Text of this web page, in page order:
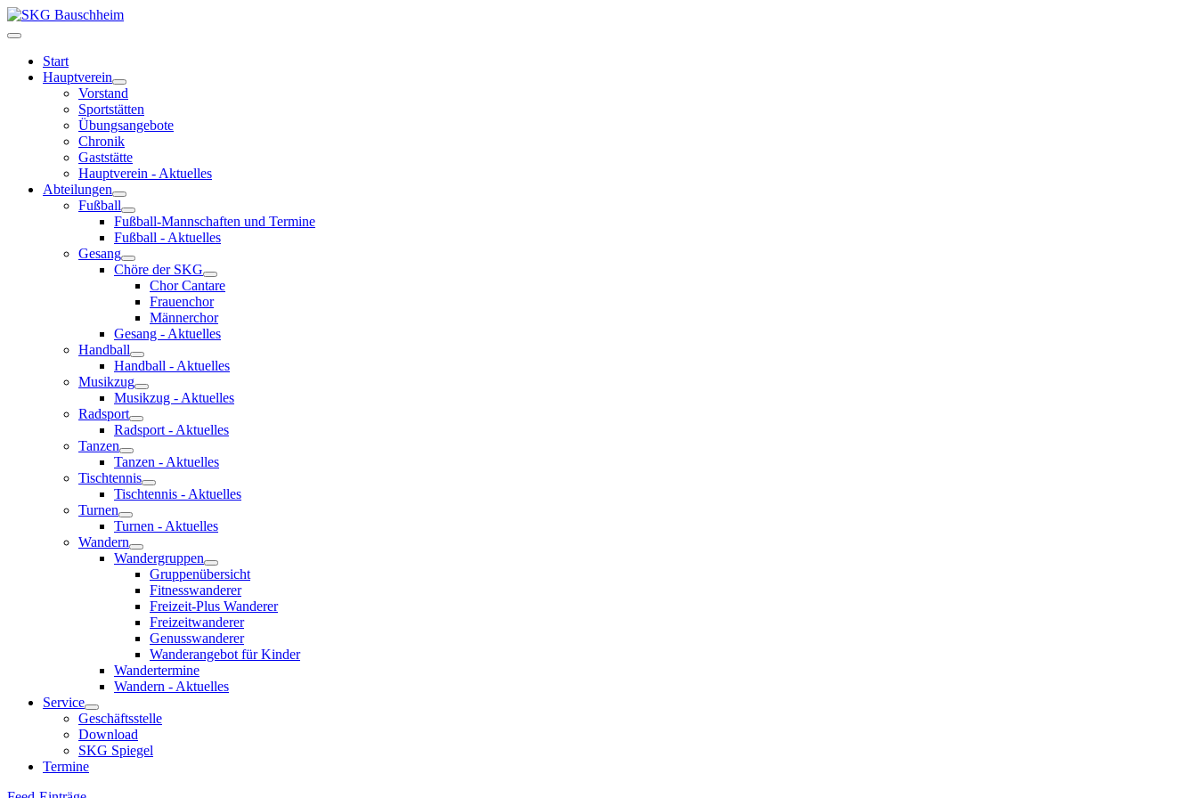
Start
Hauptverein
Vorstand
Sportstätten
Übungsangebote
Chronik
Gaststätte
Hauptverein - Aktuelles
Abteilungen
Fußball
Fußball-Mannschaften und Termine
Fußball - Aktuelles
Gesang
Chöre der SKG
Chor Cantare
Frauenchor
Männerchor
Gesang - Aktuelles
Handball
Handball - Aktuelles
Musikzug
Musikzug - Aktuelles
Radsport
Radsport - Aktuelles
Tanzen
Tanzen - Aktuelles
Tischtennis
Tischtennis - Aktuelles
Turnen
Turnen - Aktuelles
Wandern
Wandergruppen
Gruppenübersicht
Fitnesswanderer
Freizeit-Plus Wanderer
Freizeitwanderer
Genusswanderer
Wanderangebot für Kinder
Wandertermine
Wandern - Aktuelles
Service
Geschäftsstelle
Download
SKG Spiegel
Termine